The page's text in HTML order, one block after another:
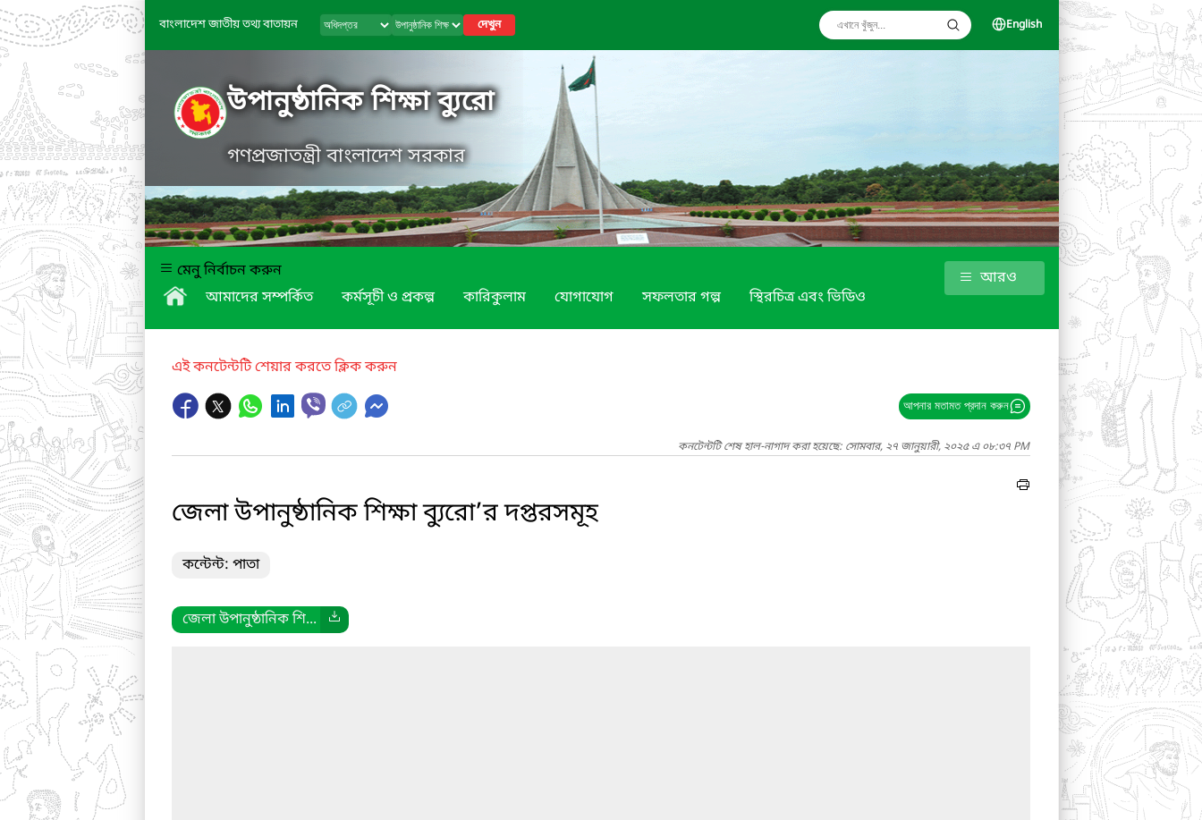
বাংলাদেশ জাতীয় তথ্য বাতায়ন দেখুন English
উপানুষ্ঠানিক শিক্ষা ব্যুরো
গণপ্রজাতন্ত্রী বাংলাদেশ সরকার
মেনু নির্বাচন করুন
আমাদের সম্পর্কিত
কর্মসূচী ও প্রকল্প কারিকুলাম যোগাযোগ সফলতার গল্প স্থিরচিত্র এবং ভিডিও
আরও
এই কনটেন্টটি শেয়ার করতে ক্লিক করুন
আপনার মতামত প্রদান করুন
কনটেন্টটি শেষ হাল-নাগাদ করা হয়েছে: সোমবার, ২৭ জানুয়ারী, ২০২৫ এ ০৮:৩৭ PM
জেলা উপানুষ্ঠানিক শিক্ষা ব্যুরো’র দপ্তরসমূহ
কন্টেন্ট: পাতা
জেলা উপানুষ্ঠানিক শি...